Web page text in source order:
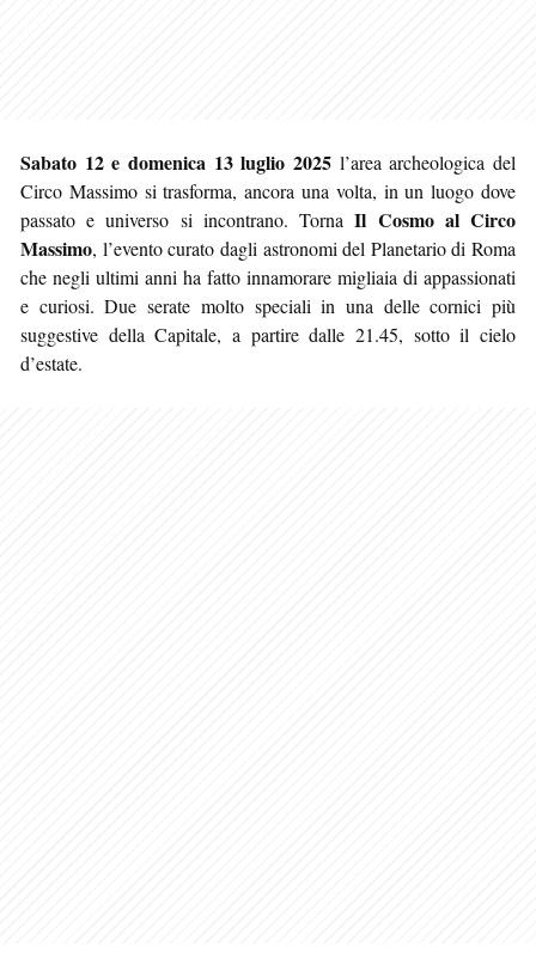
Sabato 12 e domenica 13 luglio 2025 l’area archeologica del
Circo Massimo si trasforma, ancora una volta, in un luogo dove
passato e universo si incontrano. TornaIl Cosmo al Circo
Massimo, l’evento curato dagli astronomi del Planetario di Roma
che negli ultimi anni ha fatto innamorare migliaia di appassionati
e curiosi. Due serate molto speciali in una delle cornici più
suggestive della Capitale, a partire dalle 21.45, sotto il cielo
d’estate.